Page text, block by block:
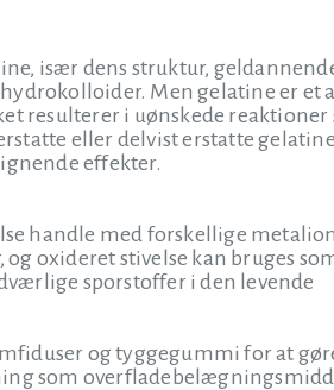
især dens struktur,
Men gelatine er et
resulterer i uønskede reaktioner
eller delvist erstatte
effekter.
handle med forskellige
oxideret stivelse kan bruges
sporstoffer i den levende
og tyggegummi for at
som